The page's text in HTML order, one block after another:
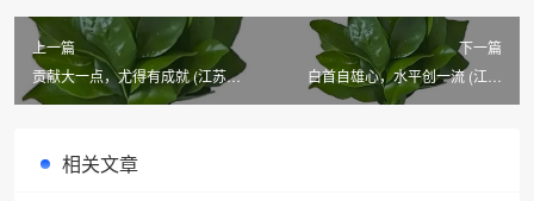
上一篇
贡献大一点，尤得有成就 (江苏
市、县名)
下一篇
白首自雄心，水平创一流 (江苏
相关文章